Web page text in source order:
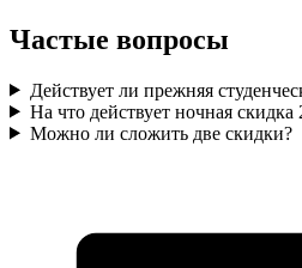
Частые вопросы
Действует ли прежняя
На что действует ночная скидка
Можно ли сложить две скидки?